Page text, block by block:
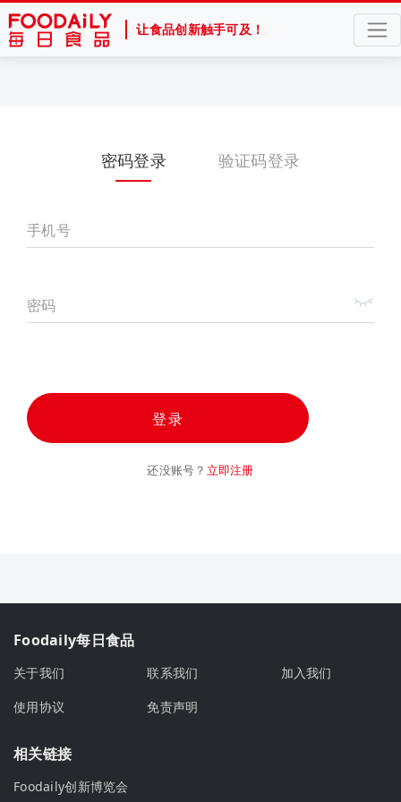
让食品创新触手可及！
密码登录 验证码登录
手机号
密码
登录
还没账号？ 立即注册
Foodaily每日食品
关于我们 联系我们
加入我们
使用协议
免责声明
相关链接
Foodaily创新博览会